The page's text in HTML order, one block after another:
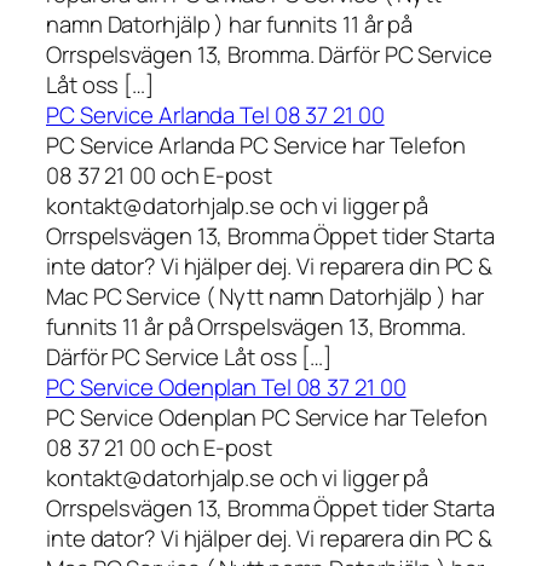
namn Datorhjälp ) har funnits 11 år på
Orrspelsvägen 13, Bromma. Därför PC Service
Låt oss […]
PC Service Arlanda Tel 08 37 21 00
PC Service Arlanda PC Service har Telefon
08 37 21 00 och E-post
kontakt@datorhjalp.se och vi ligger på
Orrspelsvägen 13, Bromma Öppet tider Starta
inte dator? Vi hjälper dej. Vi reparera din PC &
Mac PC Service ( Nytt namn Datorhjälp ) har
funnits 11 år på Orrspelsvägen 13, Bromma.
Därför PC Service Låt oss […]
PC Service Odenplan Tel 08 37 21 00
PC Service Odenplan PC Service har Telefon
08 37 21 00 och E-post
kontakt@datorhjalp.se och vi ligger på
Orrspelsvägen 13, Bromma Öppet tider Starta
inte dator? Vi hjälper dej. Vi reparera din PC &